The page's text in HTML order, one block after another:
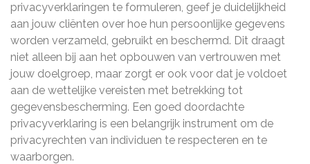
privacyverklaringen te formuleren, geef je duidelijkheid
aan jouw cliënten over hoe hun persoonlijke gegevens
worden verzameld, gebruikt en beschermd. Dit draagt
niet alleen bij aan het opbouwen van vertrouwen met
jouw doelgroep, maar zorgt er ook voor dat je voldoet
aan de wettelijke vereisten met betrekking tot
gegevensbescherming. Een goed doordachte
privacyverklaring is een belangrijk instrument om de
privacyrechten van individuen te respecteren en te
waarborgen.